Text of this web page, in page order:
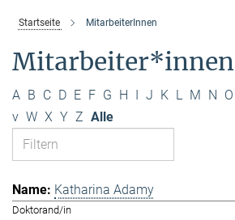
Startseite MitarbeiterInnen
Mitarbeiter*innen
A B C D E F G H I J K L M N O
v W X Y Z Alle
Katharina Adamy
Doktorand/in